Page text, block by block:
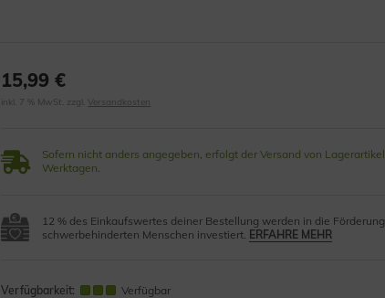
15,99 €
inkl. 7 % MwSt. zzgl. Versandkosten
Sofern nicht anders angegeben, erfolgt der Versand von
Werktagen.
12 % des Einkaufswertes deiner Bestellung werden in die
schwerbehinderten Menschen investiert. ERFAHRE MEHR
Verfügbarkeit: Verfügbar